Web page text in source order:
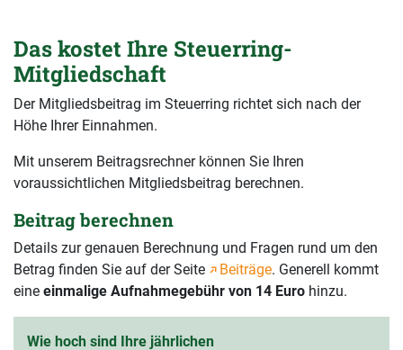
Das kostet Ihre Steuerring-
Mitgliedschaft
Der Mitgliedsbeitrag im Steuerring richtet sich nach der
Höhe Ihrer Einnahmen.
Mit unserem Beitragsrechner können Sie Ihren
voraussichtlichen Mitgliedsbeitrag berechnen.
Beitrag berechnen
Details zur genauen Berechnung und Fragen rund um den
Betrag finden Sie auf der Seite
Beiträge. Generell kommt
eine einmalige Aufnahmegebühr von 14 Euro hinzu.
Wie hoch sind Ihre jährlichen